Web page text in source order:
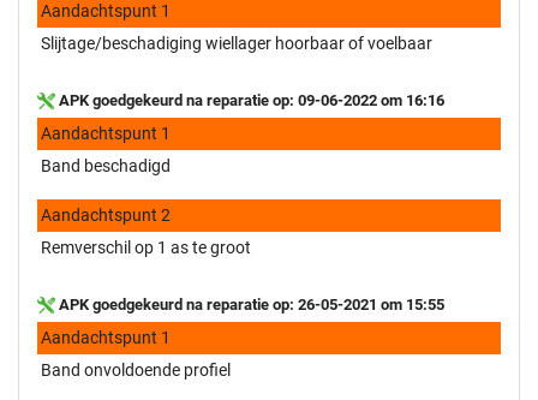
Aandachtspunt 1
Slijtage/beschadiging wiellager hoorbaar of voelbaar
APK goedgekeurd na reparatie op: 09-06-2022 om 16:16
Aandachtspunt 1
Band beschadigd
Aandachtspunt 2
Remverschil op 1 as te groot
APK goedgekeurd na reparatie op: 26-05-2021 om 15:55
Aandachtspunt 1
Band onvoldoende profiel